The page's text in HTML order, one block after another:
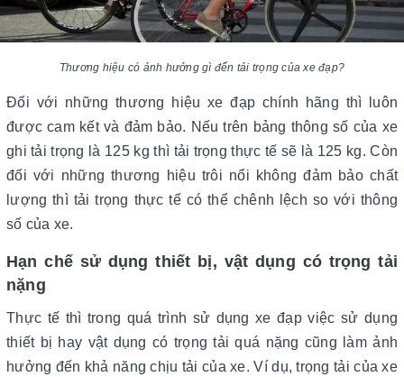
Thương hiệu có ảnh hưởng gì đến tải trọng của xe đạp?
Đối với những thương hiệu xe đạp chính hãng thì luôn
được cam kết và đảm bảo. Nếu trên bảng thông số của xe
ghi tải trọng là 125 kg thì tải trọng thực tế sẽ là 125 kg. Còn
đối với những thương hiệu trôi nổi không đảm bảo chất
lượng thì tải trọng thực tế có thể chênh lệch so với thông
số của xe.
Hạn chế sử dụng thiết bị, vật dụng có trọng tải
nặng
Thực tế thì trong quá trình sử dụng xe đạp việc sử dụng
thiết bị hay vật dụng có trọng tải quá nặng cũng làm ảnh
hưởng đến khả năng chịu tải của xe. Ví dụ, trọng tải của xe